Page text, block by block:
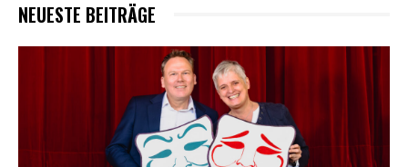
NEUESTE BEITRÄGE